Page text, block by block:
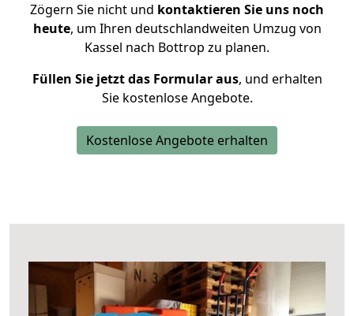
Zögern Sie nicht und kontaktieren Sie uns noch
heute, um Ihren deutschlandweiten Umzug von
Kassel nach Bottrop zu planen.
Füllen Sie jetzt das Formular aus, und erhalten
Sie kostenlose Angebote.
Kostenlose Angebote erhalten